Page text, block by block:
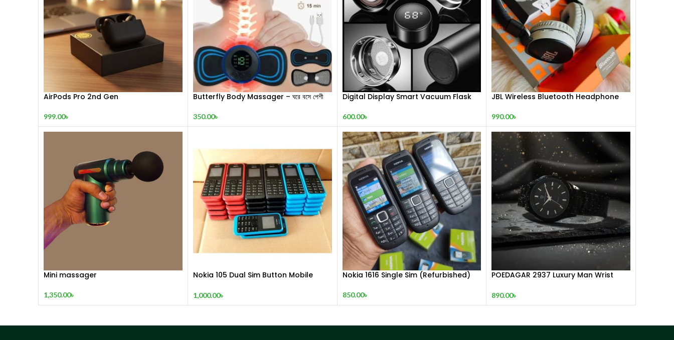
AirPods Pro 2nd Gen
999.00৳
Butterfly Body Massager – ঘরে বসে পেশী
350.00৳
Digital Display Smart Vacuum Flask
600.00৳
JBL Wireless Bluetooth Headphone
990.00৳
Mini massager
1,350.00৳
Nokia 105 Dual Sim Button Mobile
1,000.00৳
Nokia 1616 Single Sim (Refurbished)
850.00৳
POEDAGAR 2937 Luxury Man Wrist
890.00৳